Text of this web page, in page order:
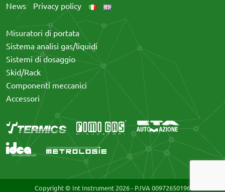
News Privacy policy
Misuratori di portata
Sistema analisi gas/liquidi
Sistemi di dosaggio
Skid/Rack
Componenti meccanici
Accessori
Copyright © Int Instrument 2026 - P.IVA 00972650196